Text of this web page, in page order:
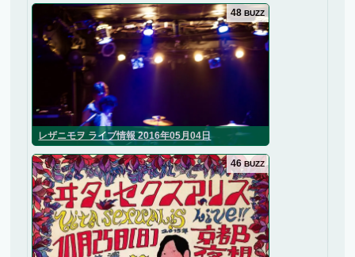
レザニモヲ ライブ情報 2016年05月04日
48 BUZZ
46 BUZZ